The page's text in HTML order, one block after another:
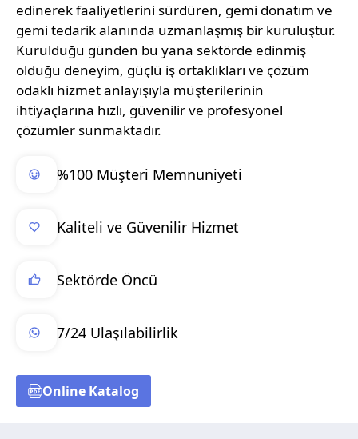
edinerek faaliyetlerini sürdüren, gemi donatım ve
gemi tedarik alanında uzmanlaşmış bir kuruluştur.
Kurulduğu günden bu yana sektörde edinmiş
olduğu deneyim, güçlü iş ortaklıkları ve çözüm
odaklı hizmet anlayışıyla müşterilerinin
ihtiyaçlarına hızlı, güvenilir ve profesyonel
çözümler sunmaktadır.
%100 Müşteri Memnuniyeti
Kaliteli ve Güvenilir Hizmet
Sektörde Öncü
7/24 Ulaşılabilirlik
Online Katalog